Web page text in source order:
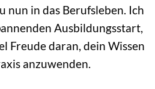
nun in das Berufsleben. Ich
Ausbildungsstart,
Freude daran, dein Wissen
anzuwenden.